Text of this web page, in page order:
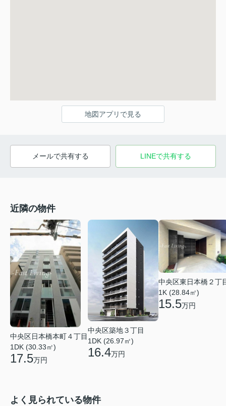
地図アプリで見る
メールで共有する LINEで共有する
近隣の物件
中央区日本橋本町４丁目
1DK (30.33㎡)
17.5万円
中央区築地３丁目
1DK (26.97㎡)
16.4万円
中央区東日本橋２丁
1K (28.84㎡)
15.5万円
よく見られている物件